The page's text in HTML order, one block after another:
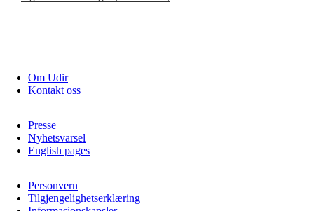
Om Udir
Kontakt oss
Presse
Nyhetsvarsel
English pages
Personvern
Tilgjengelighetserklæring